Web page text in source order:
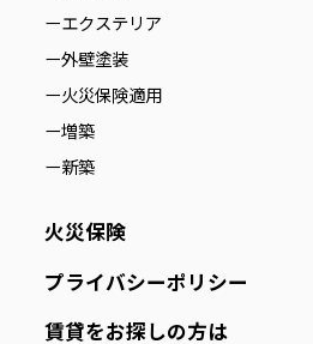
ーエクステリア
ー外壁塗装
ー火災保険適用
ー増築
ー新築
火災保険
プライバシーポリシー
賃貸をお探しの方は